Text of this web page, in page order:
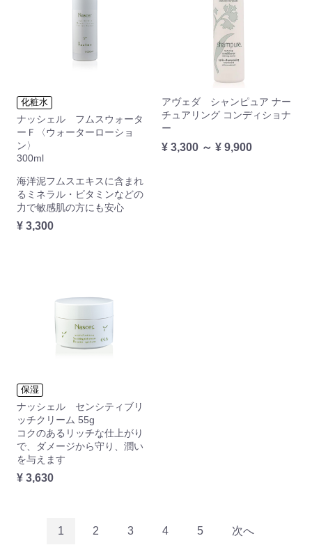
化粧水
ナッシェル フムスウォータ
ーＦ〈ウォーターローショ
ン〉
300ml
海洋泥フムスエキスに含まれ
るミネラル・ビタミンなどの
力で敏感肌の方にも安心
¥ 3,300
アヴェダ シャンピュア ナー
チュアリング コンディショナ
ー
¥ 3,300 ～ ¥ 9,900
保湿
ナッシェル センシティブリ
ッチクリーム 55g
コクのあるリッチな仕上がり
で、ダメージから守り、潤い
を与えます
¥ 3,630
1 2 3 4 5 次へ